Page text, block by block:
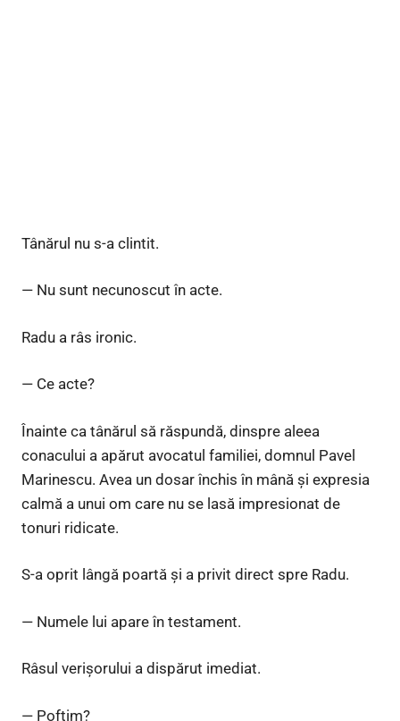
Tânărul nu s-a clintit.
— Nu sunt necunoscut în acte.
Radu a râs ironic.
— Ce acte?
Înainte ca tânărul să răspundă, dinspre aleea
conacului a apărut avocatul familiei, domnul Pavel
Marinescu. Avea un dosar închis în mână și expresia
calmă a unui om care nu se lasă impresionat de
tonuri ridicate.
S-a oprit lângă poartă și a privit direct spre Radu.
— Numele lui apare în testament.
Râsul verișorului a dispărut imediat.
— Poftim?